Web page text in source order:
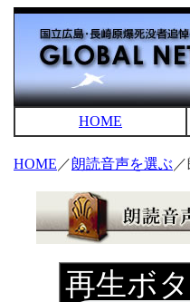
HOME
HOME ／朗読音声を選ぶ
再生ボ